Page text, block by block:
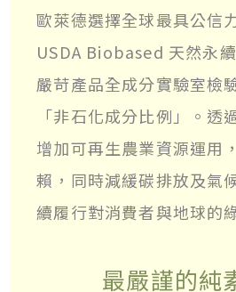
歐萊德選擇全球最具公信
USDA Biobased 天然永
嚴苛產品全成分實驗室檢
「非石化成分比例」。透
增加可再生農業資源運用
賴，同時減緩碳排放及氣
續履行對消費者與地球的
最嚴謹的純